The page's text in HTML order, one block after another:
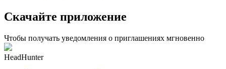
Скачайте приложение
Чтобы получать уведомления о приглашениях мгновенно
HeadHunter